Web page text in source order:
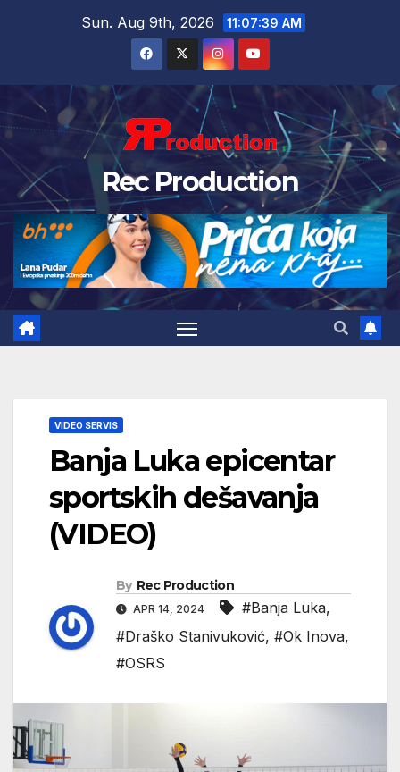
Sun. Aug 9th, 2026 11:07:40 AM
Rec Production
VIDEO SERVIS
Banja Luka epicentar
sportskih dešavanja
(VIDEO)
By Rec Production
APR 14, 2024 #Banja Luka,
#Draško Stanivuković, #Ok Inova,
#OSRS